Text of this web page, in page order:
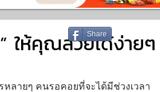
ให้คุณสวยได้ง่ายๆ
ลายๆ คนรอคอยที่จะได้มีช่วงเวลา
Share